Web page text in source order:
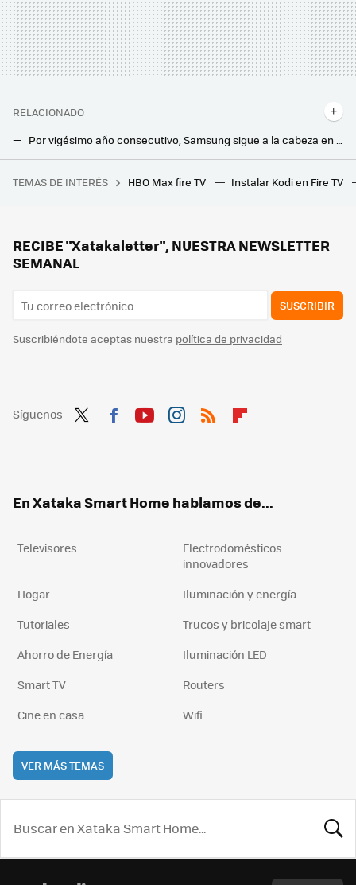
RELACIONADO
Por vigésimo año consecutivo, Samsung sigue a la cabeza en ventas de televisores. Incluso cuando el mercado no acompaña
Este chiste de 'Los Simpson' que no entendí jamás esconde una increíble historia sobre la mayor decepción televisiva de la historia: el tesoro de Al Capone
TEMAS DE INTERÉS HBO Max fire TV Instalar Kodi en Fire TV
RECIBE "Xatakaletter", NUESTRA NEWSLETTER
SEMANAL
SUSCRIBIR
Suscribiéndote aceptas nuestra política de privacidad
Síguenos
En Xataka Smart Home hablamos de...
Televisores
Electrodomésticos
innovadores
Hogar
Iluminación y energía
Tutoriales
Trucos y bricolaje smart
Ahorro de Energía
Iluminación LED
Smart TV
Routers
Cine en casa
Wifi
VER MÁS TEMAS